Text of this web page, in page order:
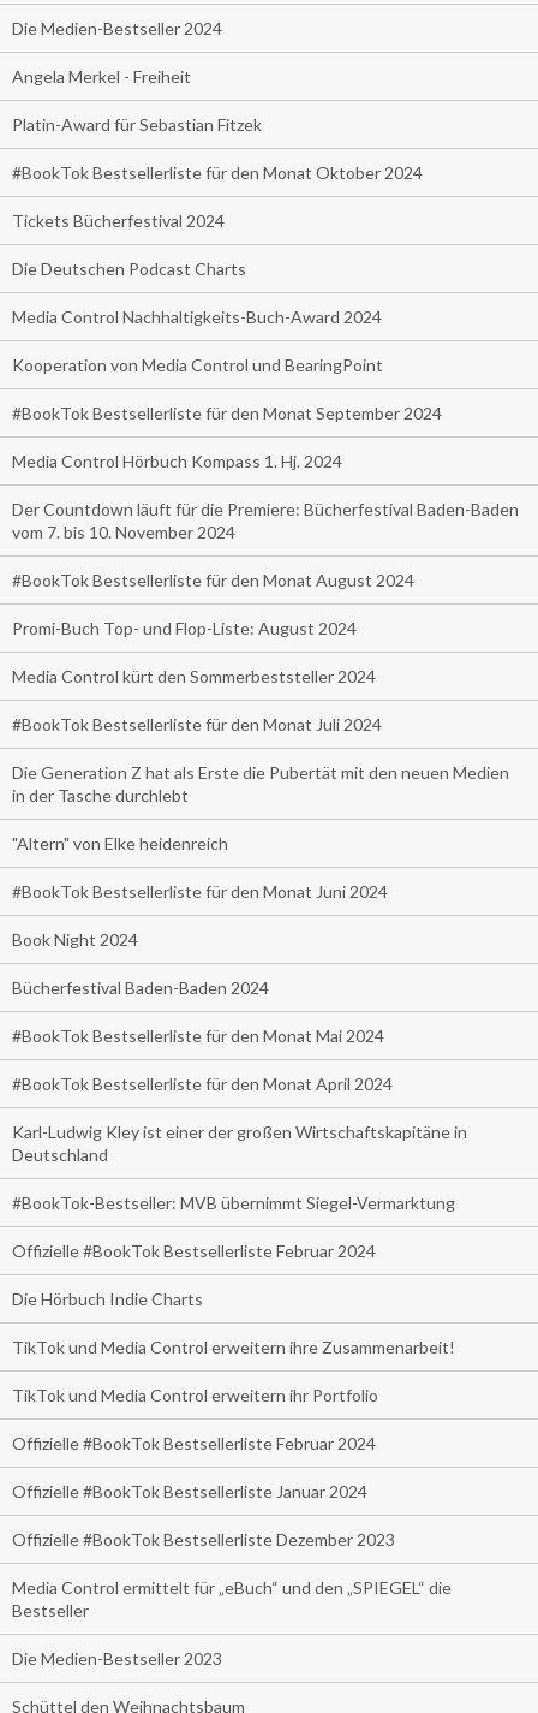
Die Medien-Bestseller 2024
Angela Merkel - Freiheit
Platin-Award für Sebastian Fitzek
#BookTok Bestsellerliste für den Monat Oktober 2024
Tickets Bücherfestival 2024
Die Deutschen Podcast Charts
Media Control Nachhaltigkeits-Buch-Award 2024
Kooperation von Media Control und BearingPoint
#BookTok Bestsellerliste für den Monat September 2024
Media Control Hörbuch Kompass 1. Hj. 2024
Der Countdown läuft für die Premiere: Bücherfestival Baden-Baden
vom 7. bis 10. November 2024
#BookTok Bestsellerliste für den Monat August 2024
Promi-Buch Top- und Flop-Liste: August 2024
Media Control kürt den Sommerbeststeller 2024
#BookTok Bestsellerliste für den Monat Juli 2024
Die Generation Z hat als Erste die Pubertät mit den neuen Medien
in der Tasche durchlebt
"Altern" von Elke heidenreich
#BookTok Bestsellerliste für den Monat Juni 2024
Book Night 2024
Bücherfestival Baden-Baden 2024
#BookTok Bestsellerliste für den Monat Mai 2024
#BookTok Bestsellerliste für den Monat April 2024
Karl-Ludwig Kley ist einer der großen Wirtschaftskapitäne in
Deutschland
#BookTok-Bestseller: MVB übernimmt Siegel-Vermarktung
Offizielle #BookTok Bestsellerliste Februar 2024
Die Hörbuch Indie Charts
TikTok und Media Control erweitern ihre Zusammenarbeit!
TikTok und Media Control erweitern ihr Portfolio
Offizielle #BookTok Bestsellerliste Februar 2024
Offizielle #BookTok Bestsellerliste Januar 2024
Offizielle #BookTok Bestsellerliste Dezember 2023
Media Control ermittelt für „eBuch“ und den „SPIEGEL“ die
Bestseller
Die Medien-Bestseller 2023
Schüttel den Weihnachtsbaum